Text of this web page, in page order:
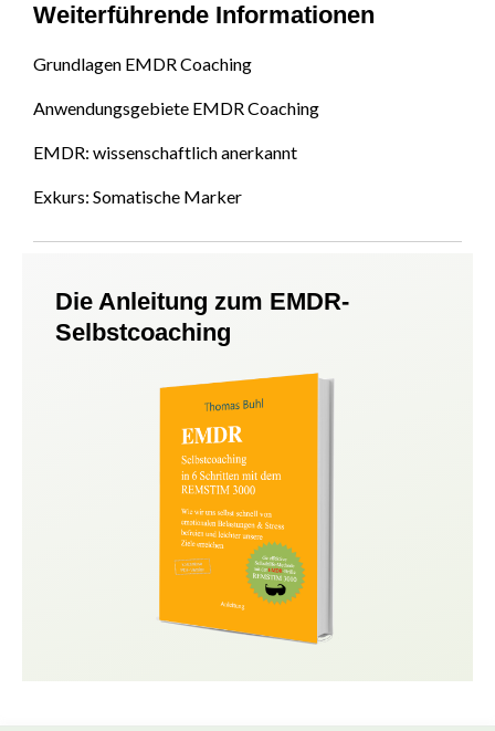
Weiterführende Informationen
Grundlagen EMDR Coaching
Anwendungsgebiete EMDR Coaching
EMDR: wissenschaftlich anerkannt
Exkurs: Somatische Marker
Die Anleitung zum EMDR-
Selbstcoaching